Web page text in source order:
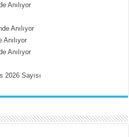
Anılıyor
Anılıyor
Anılıyor
2026 Sayısı